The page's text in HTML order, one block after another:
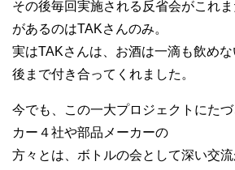
その後毎回実施される反省会がこれ
があるのはTAKさんのみ。
実はTAKさんは、お酒は一滴も飲め
後まで付き合ってくれました。
今でも、この一大プロジェクトにた
カー４社や部品メーカーの
方々とは、ボトルの会として深い交流